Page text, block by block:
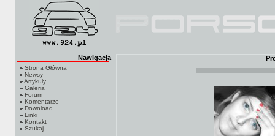
Nawigacja
Strona Główna
Newsy
Artykuły
Galeria
Forum
Komentarze
Download
Linki
Kontakt
Szukaj